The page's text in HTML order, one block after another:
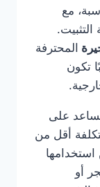
مع
المحترفة
تكون
على
أقل من
استخدامها
أو